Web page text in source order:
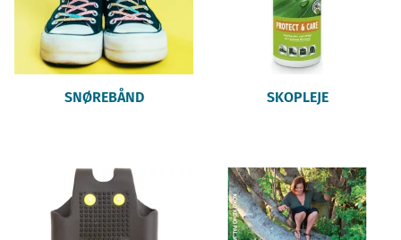
SNØREBÅND SKOPLEJE